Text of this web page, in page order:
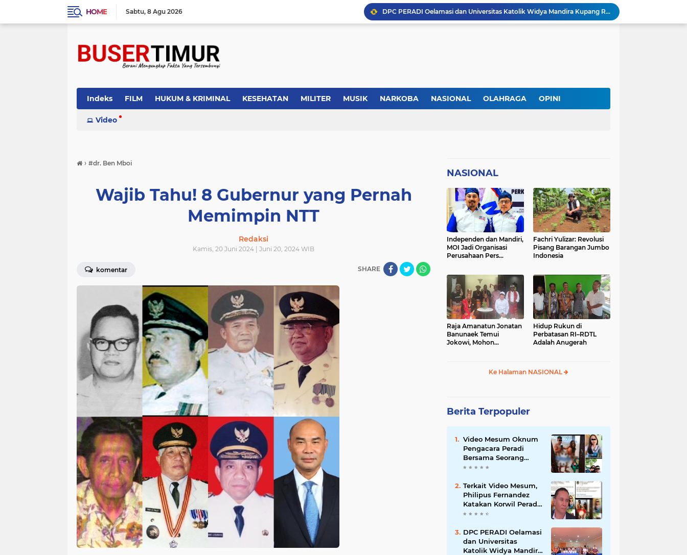
HOME Sabtu 8 Agu 2026
DPC PERADI Oelamasi dan Universitas Katolik Widya Mandira Kupang Resmi Tutup PKPA Angkatan II
Kasus Lika Liku NTT Makin Panas! Merasa Difitnah, MS Tempuh Jalur Hukum terhadap BRN
21 DPC PWMOI Se-NTT Bergerak Serentak, Perkuat Profesionalisme Wartawan di Hari Pers Nasional 2026
Indeks FILM HUKUM & KRIMINAL KESEHATAN MILITER MUSIK NARKOBA NASIONAL OLAHRAGA OPINI
PEMERINTAH
Video
› #dr. Ben Mboi
Wajib Tahu! 8 Gubernur yang Pernah
Memimpin NTT
Redaksi
Kamis, 20 Juni 2024 | Juni 20, 2024 WIB
komentar SHARE
NASIONAL
Independen dan Mandiri,
MOI Jadi Organisasi
Perusahaan Pers
Fachri Yulizar: Revolusi
Pisang Barangan Jumbo
Indonesia
Raja Amanatun Jonatan
Banunaek Temui
Jokowi, Mohon
Hidup Rukun di
Perbatasan RI–RDTL
Adalah Anugerah
Ke Halaman NASIONAL
Berita Terpopuler
Video Mesum Oknum
Pengacara Peradi
Bersama Seorang
Wanita Viral di
Terkait Video Mesum,
Philipus Fernandez
Katakan Korwil Peradi
NTT Akan Panggil
DPC PERADI Oelamasi
dan Universitas
Katolik Widya Mandira